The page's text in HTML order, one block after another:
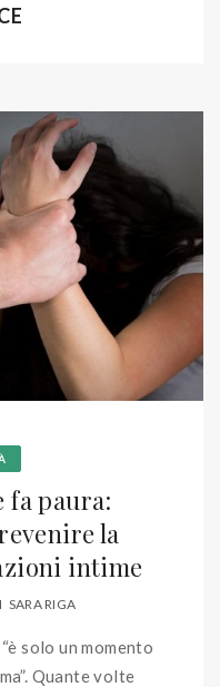
fa paura:
la
intime
SARA RIGA
solo un momento
Quante volte